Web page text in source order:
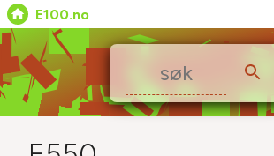
E100.no